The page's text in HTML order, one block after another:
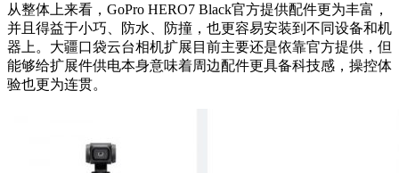
从整体上来看，GoPro HERO7 Black官方提供配件更为丰富，
并且得益于小巧、防水、防撞，也更容易安装到不同设备和机
器上。大疆口袋云台相机扩展目前主要还是依靠官方提供，但
能够给扩展件供电本身意味着周边配件更具备科技感，操控体
验也更为连贯。